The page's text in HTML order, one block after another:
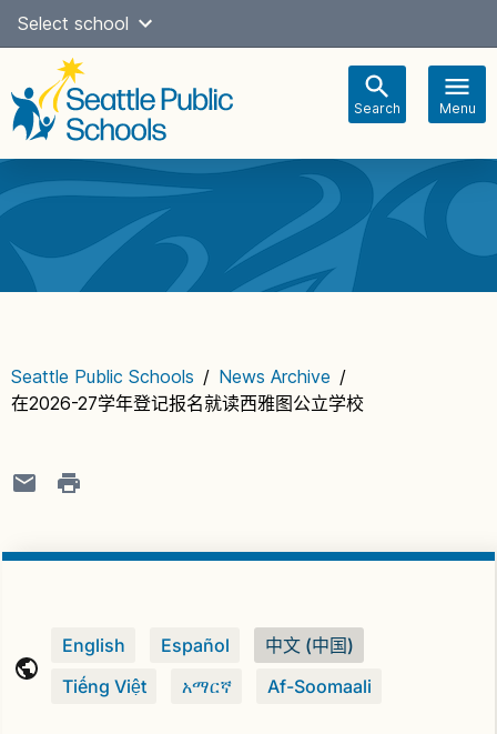
Skip
content
Select school
Search Menu
navigation
Seattle Public Schools / News Archive /
在2026-27学年登记报名就读西雅图公立学校
English Español
中文 (中国)
Tiếng Việt
አማርኛ Af-Soomaali